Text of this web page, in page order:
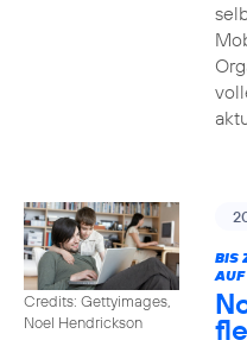
Credits: Gettyimages,
Noel Hendrickson
BIS
AUF